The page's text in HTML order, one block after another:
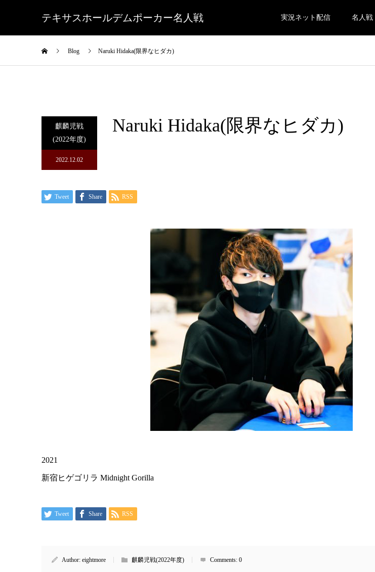
テキサスホールデムポーカー名人戦 実況ネット配信 名人戦
Blog Naruki Hidaka(限界なヒダカ)
麒麟児戦
(2022年度)
2022.12.02
Naruki Hidaka(限界なヒダカ)
Tweet Share RSS
2021
新宿ヒゲゴリラ Midnight Gorilla
Tweet Share RSS
Author: eightmore 麒麟児戦(2022年度) Comments: 0